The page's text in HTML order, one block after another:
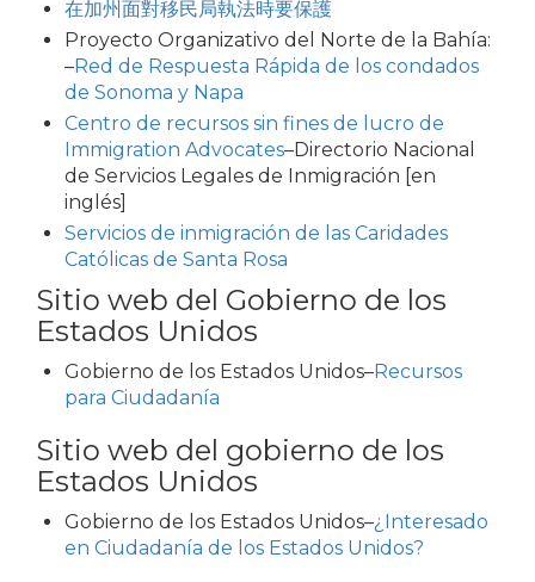
在加州面對移民局執法時要保護
Proyecto Organizativo del Norte de la Bahía:
–Red de Respuesta Rápida de los condados
de Sonoma y Napa
Centro de recursos sin fines de lucro de
Immigration Advocates–Directorio Nacional
de Servicios Legales de Inmigración [en
inglés]
Servicios de inmigración de las Caridades
Católicas de Santa Rosa
Sitio web del Gobierno de los
Estados Unidos
Gobierno de los Estados Unidos–Recursos
para Ciudadanía
Sitio web del gobierno de los
Estados Unidos
Gobierno de los Estados Unidos–¿Interesado
en Ciudadanía de los Estados Unidos?